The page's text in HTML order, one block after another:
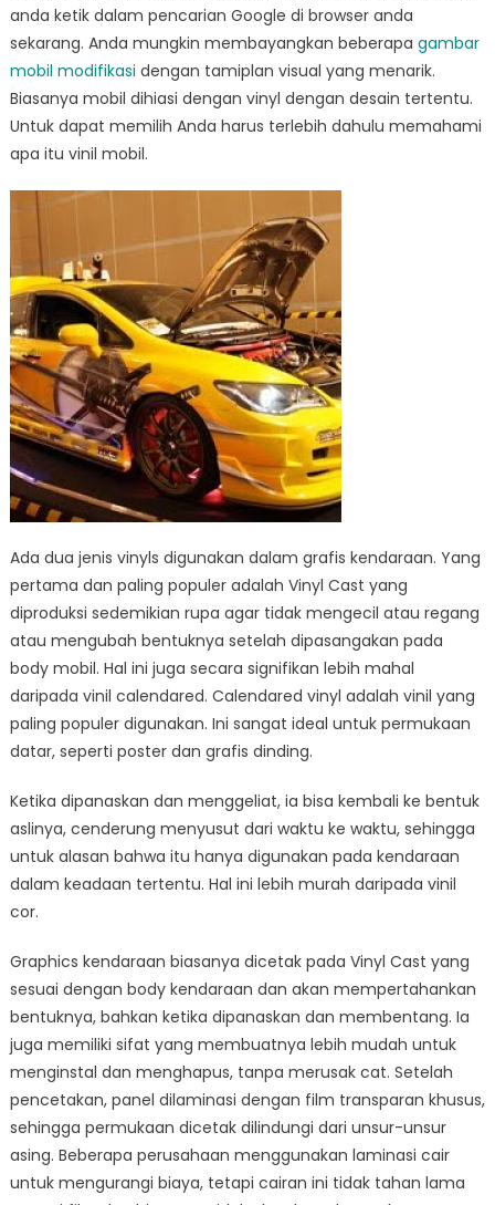
anda ketik dalam pencarian Google di browser anda
sekarang. Anda mungkin membayangkan beberapa gambar
mobil modifikasi dengan tamiplan visual yang menarik.
Biasanya mobil dihiasi dengan vinyl dengan desain tertentu.
Untuk dapat memilih Anda harus terlebih dahulu memahami
apa itu vinil mobil.
Ada dua jenis vinyls digunakan dalam grafis kendaraan. Yang
pertama dan paling populer adalah Vinyl Cast yang
diproduksi sedemikian rupa agar tidak mengecil atau regang
atau mengubah bentuknya setelah dipasangakan pada
body mobil. Hal ini juga secara signifikan lebih mahal
daripada vinil calendared. Calendared vinyl adalah vinil yang
paling populer digunakan. Ini sangat ideal untuk permukaan
datar, seperti poster dan grafis dinding.
Ketika dipanaskan dan menggeliat, ia bisa kembali ke bentuk
aslinya, cenderung menyusut dari waktu ke waktu, sehingga
untuk alasan bahwa itu hanya digunakan pada kendaraan
dalam keadaan tertentu. Hal ini lebih murah daripada vinil
cor.
Graphics kendaraan biasanya dicetak pada Vinyl Cast yang
sesuai dengan body kendaraan dan akan mempertahankan
bentuknya, bahkan ketika dipanaskan dan membentang. Ia
juga memiliki sifat yang membuatnya lebih mudah untuk
menginstal dan menghapus, tanpa merusak cat. Setelah
pencetakan, panel dilaminasi dengan film transparan khusus,
sehingga permukaan dicetak dilindungi dari unsur-unsur
asing. Beberapa perusahaan menggunakan laminasi cair
untuk mengurangi biaya, tetapi cairan ini tidak tahan lama